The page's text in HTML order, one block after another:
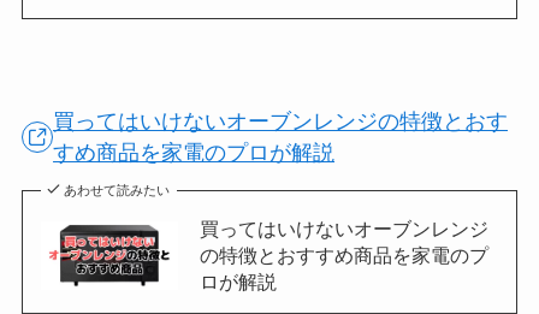
買ってはいけないオーブンレンジの特徴とおす
すめ商品を家電のプロが解説
あわせて読みたい
買ってはいけないオーブンレンジ
の特徴とおすすめ商品を家電のプ
ロが解説